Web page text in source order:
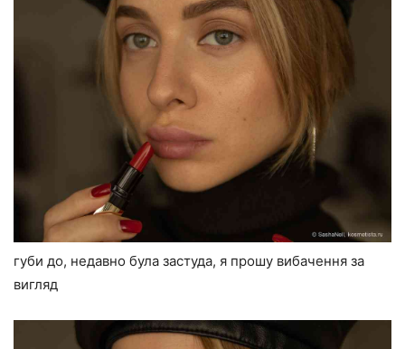
губи до, недавно була застуда, я прошу вибачення за
вигляд